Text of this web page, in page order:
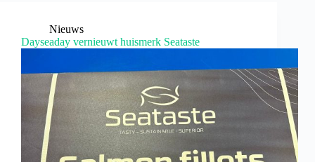
Nieuws
Dayseaday vernieuwt huismerk Seataste